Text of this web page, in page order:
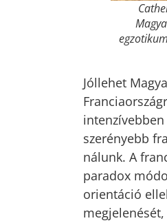
Jóllehet
szerényebb
nálunk. A
paradox
orientáció